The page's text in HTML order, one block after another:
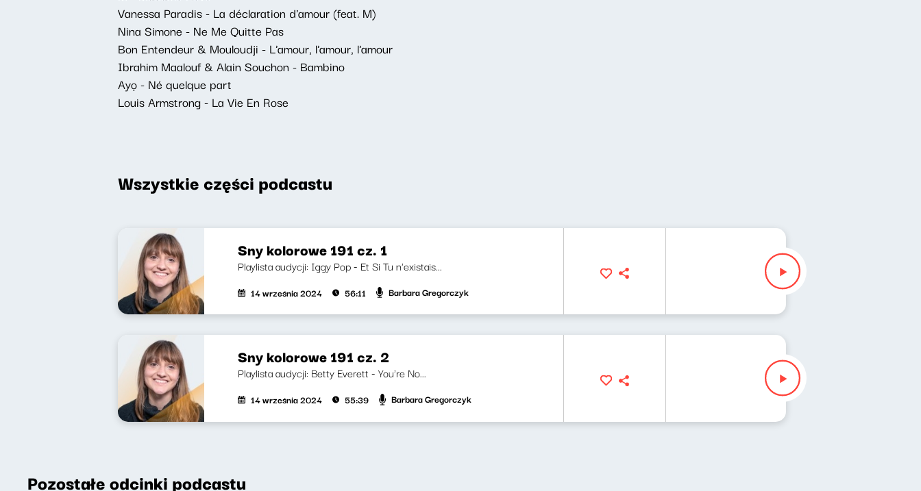
Vanessa Paradis - La déclaration d'amour (feat. M)
Nina Simone - Ne Me Quitte Pas
Bon Entendeur & Mouloudji - L'amour, l'amour, l'amour
Ibrahim Maalouf & Alain Souchon - Bambino
Ayọ - Né quelque part
Louis Armstrong - La Vie En Rose
Wszystkie części podcastu
Sny kolorowe 191 cz. 1
Playlista audycji: Iggy Pop - Et Si Tu n'existais...
14 września 2024 56:11 Barbara Gregorczyk
Sny kolorowe 191 cz. 2
Playlista audycji: Betty Everett - You're No...
14 września 2024 55:39 Barbara Gregorczyk
Pozostałe odcinki podcastu